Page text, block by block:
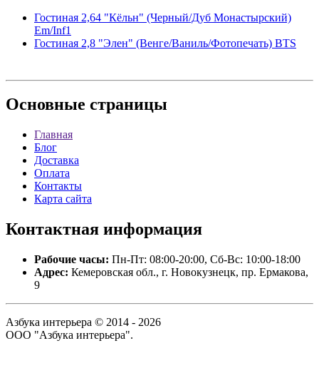
Гостиная 2,64 "Кёльн" (Черный/Дуб Монастырский)
Em/Inf1
Гостиная 2,8 "Элен" (Венге/Ваниль/Фотопечать) BTS
Основные страницы
Главная
Блог
Доставка
Оплата
Контакты
Карта сайта
Контактная информация
Рабочие часы: Пн-Пт: 08:00-20:00, Сб-Вс: 10:00-18:00
Адрес: Кемеровская обл., г. Новокузнецк, пр. Ермакова,
9
Азбука интерьера © 2014 - 2026
ООО "Азбука интерьера".